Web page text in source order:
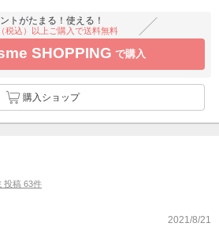
トがたまる！使える！
税込）以上ご購入で送料無料
SHOPPING で購入
購入ショップ
投稿 63件
2021/8/21